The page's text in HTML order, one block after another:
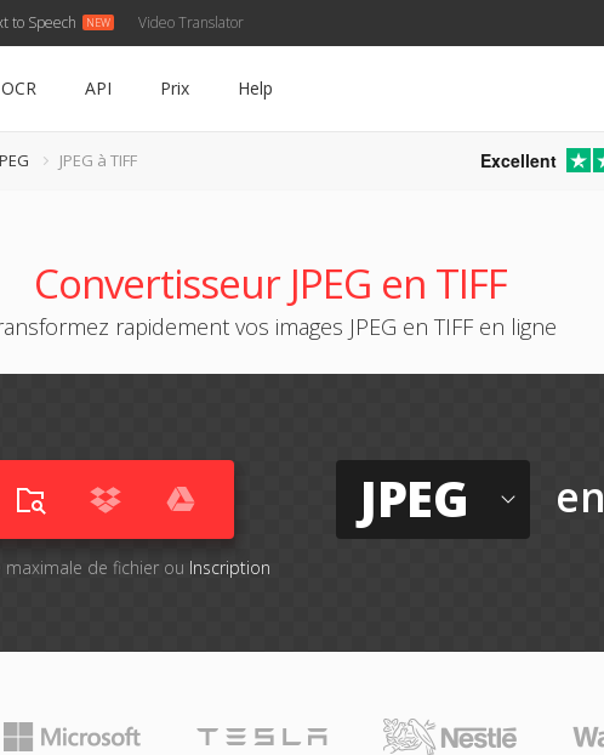
to Speech Video Translator
OCR API Prix Help
JPEG à TIFF Excellent
Convertisseur JPEG en TIFF
rapidement vos images JPEG en TIFF en ligne
maximale de fichier ou Inscription
JPEG en